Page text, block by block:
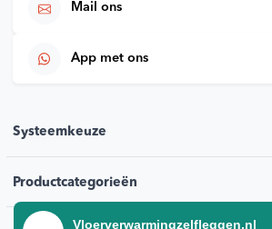
Mail ons
App met ons
Systeemkeuze
Productcategorieën
Vloerverwarmingzelfleggen.nl